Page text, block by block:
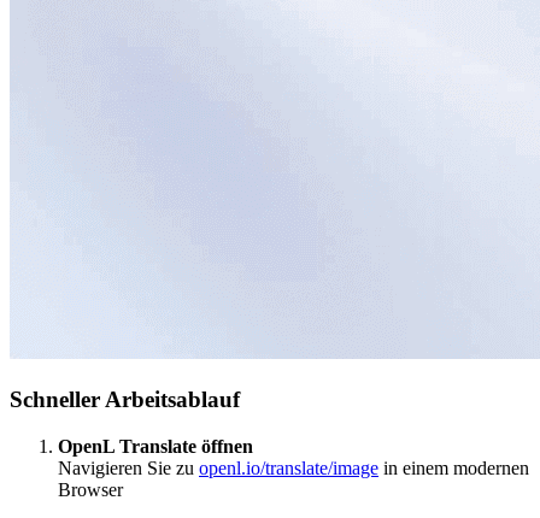
Schneller Arbeitsablauf
OpenL Translate öffnen
Navigieren Sie zu openl.io/translate/image in einem modernen
Browser